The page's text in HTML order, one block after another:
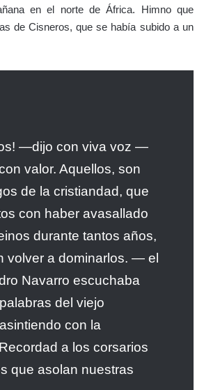
en el norte de África. Himno que
de Cisneros, que se había subido a un
—dijo con viva voz —
valor. Aquellos, son
de la cristiandad, que
con haber avasallado
durante tantos años,
volver a dominarlos. — el
Navarro escuchaba
del viejo
con la
a los corsarios
que asolan nuestras